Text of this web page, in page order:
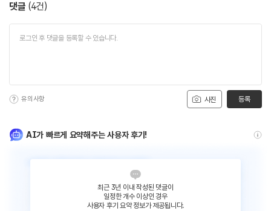
댓글 (4건)
사진
유의사항 등록
AI가 빠르게 요약해주는 사용자 후기!
최근 3년 이내 작성된 댓글이
일정한 개수 이상인 경우
사용자 후기 요약 정보가 제공됩니다.